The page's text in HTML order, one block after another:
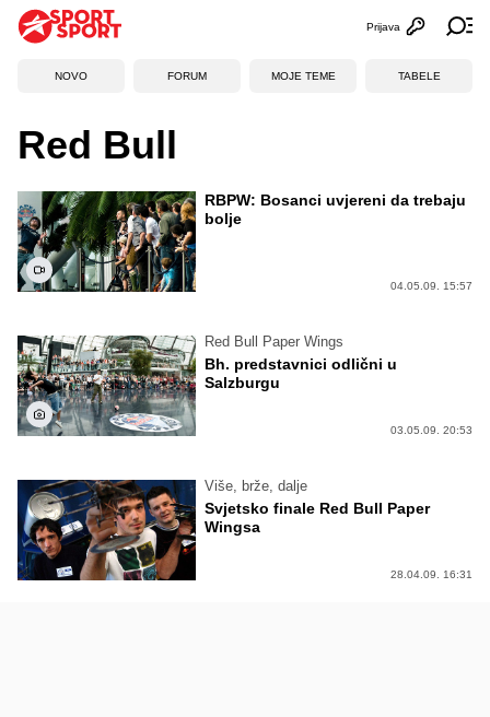
Otvori
Prijava
NOVO FORUM MOJE TEME TABELE
Red Bull
RBPW: Bosanci uvjereni da trebaju
bolje
04.05.09. 15:57
Red Bull Paper Wings
Bh. predstavnici odlični u
Salzburgu
03.05.09. 20:53
Više, brže, dalje
Svjetsko finale Red Bull Paper
Wingsa
28.04.09. 16:31